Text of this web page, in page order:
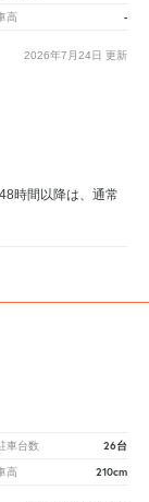
高 -
2026年7月24日 更新
時間以降は、通常
車台数 26台
高 210cm